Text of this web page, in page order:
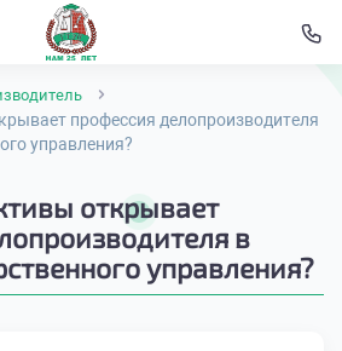
профессия делопроизводителя
управления?
открывает
в
управления?